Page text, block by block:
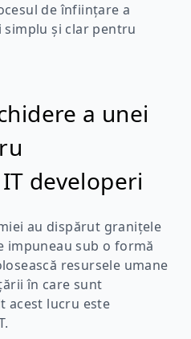
de înființare a
simplu și clar pentru
a unei
developeri
au dispărut granițele
impuneau sub o formă
resursele umane
în care sunt
acest lucru este